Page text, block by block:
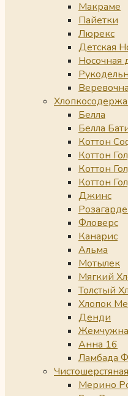
Макраме
Пайетки
Люрекс
Детская
Носочная
Белла
Белла
Коттон
Коттон
Коттон
Коттон
Джинс
Фловерс
Канарис
Альма
Мотылек
Мягкий
Толстый
Хлопок
Денди
Анна 16
Ламбада
Мерино